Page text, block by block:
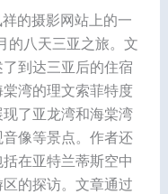
的摄影网站上的一
的八天三亚之旅。文
到达三亚后的住宿
湾的理文索菲特度
了亚龙湾和海棠湾
像等景点。作者还
在亚特兰蒂斯空中
的探访。文章通过